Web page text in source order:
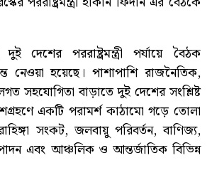
দেশের পররাষ্ট্রমন্ত্রী পর্যায়ে বৈঠক
নেওয়া হয়েছে। পাশাপাশি রাজনৈতিক,
সহযোগিতা বাড়াতে দুই দেশের সংশ্লিষ্ট
একটি পরামর্শ কাঠামো গড়ে তোলা
সংকট, জলবায়ু পরিবর্তন, বাণিজ্য,
এবং আঞ্চলিক ও আন্তর্জাতিক বিভিন্ন